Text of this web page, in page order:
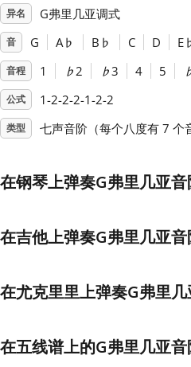
Español
हिन्दी
Italiano
日本語
Polski
异名 G弗里几亚调式
音 G A♭ B ♭ C D E
音程 1 ♭2 ♭3 4 5
公式 1-2-2-2-1-2-2
类型 七声音阶（每个八度有 7 个
在钢琴上弹奏G弗里几亚音
在吉他上弹奏G弗里几亚音
在尤克里里上弹奏G弗里
在五线谱上的G弗里几亚音